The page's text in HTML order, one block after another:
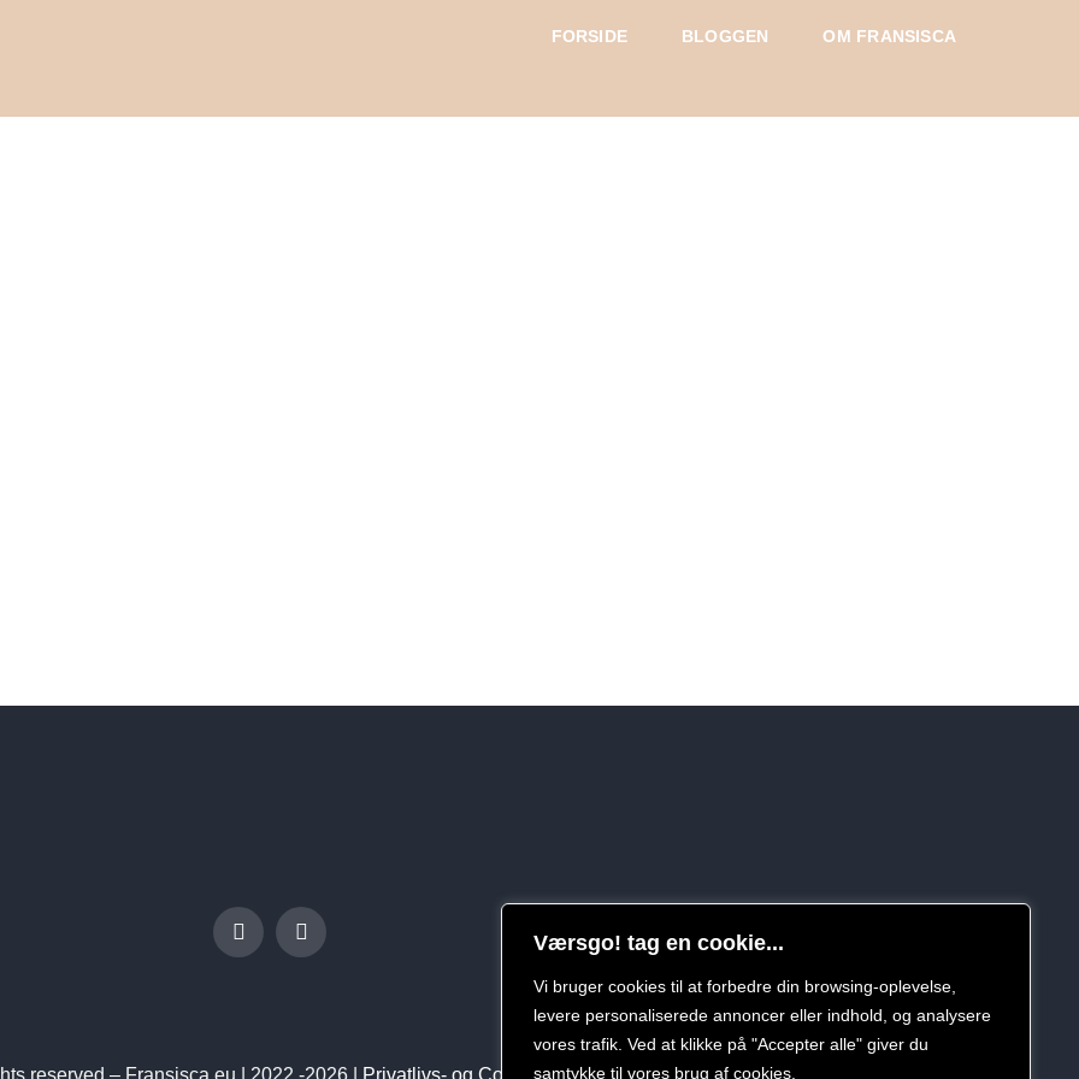
Værsgo! tag en cookie...
Vi bruger cookies til at forbedre din browsing-oplevelse,
levere personaliserede annoncer eller indhold, og analysere
vores trafik. Ved at klikke på "Accepter alle" giver du
samtykke til vores brug af cookies.
FORSIDE BLOGGEN OM FRANSISCA